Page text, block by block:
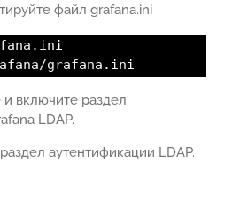
файл grafana.ini
grafana.ini
включите раздел
LDAP.
аутентификации LDAP.